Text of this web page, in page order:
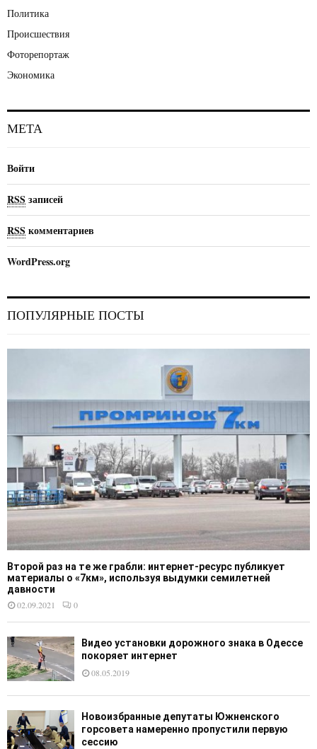
Политика
Происшествия
Фоторепортаж
Экономика
МЕТА
Войти
RSS записей
RSS комментариев
WordPress.org
ПОПУЛЯРНЫЕ ПОСТЫ
Второй раз на те же грабли: интернет-ресурс публикует
материалы о «7км», используя выдумки семилетней
давности
02.09.2021
0
Видео установки дорожного знака в Одессе
покоряет интернет
08.05.2019
Новоизбранные депутаты Южненского
горсовета намеренно пропустили первую
сессию